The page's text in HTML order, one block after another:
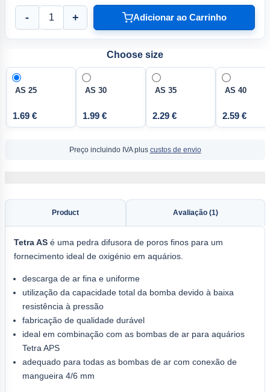
- + Adicionar ao Carrinho
Choose size
AS 25
1.69 €
AS 30
1.99 €
AS 35
2.29 €
AS 40
2.59 €
Preço incluindo IVA plus custos de envio
Product Avaliação (1)
Tetra AS é uma pedra difusora de poros finos para um
fornecimento ideal de oxigénio em aquários.
descarga de ar fina e uniforme
utilização da capacidade total da bomba devido à baixa
resistência à pressão
fabricação de qualidade durável
ideal em combinação com as bombas de ar para aquários
Tetra APS
adequado para todas as bombas de ar com conexão de
mangueira 4/6 mm